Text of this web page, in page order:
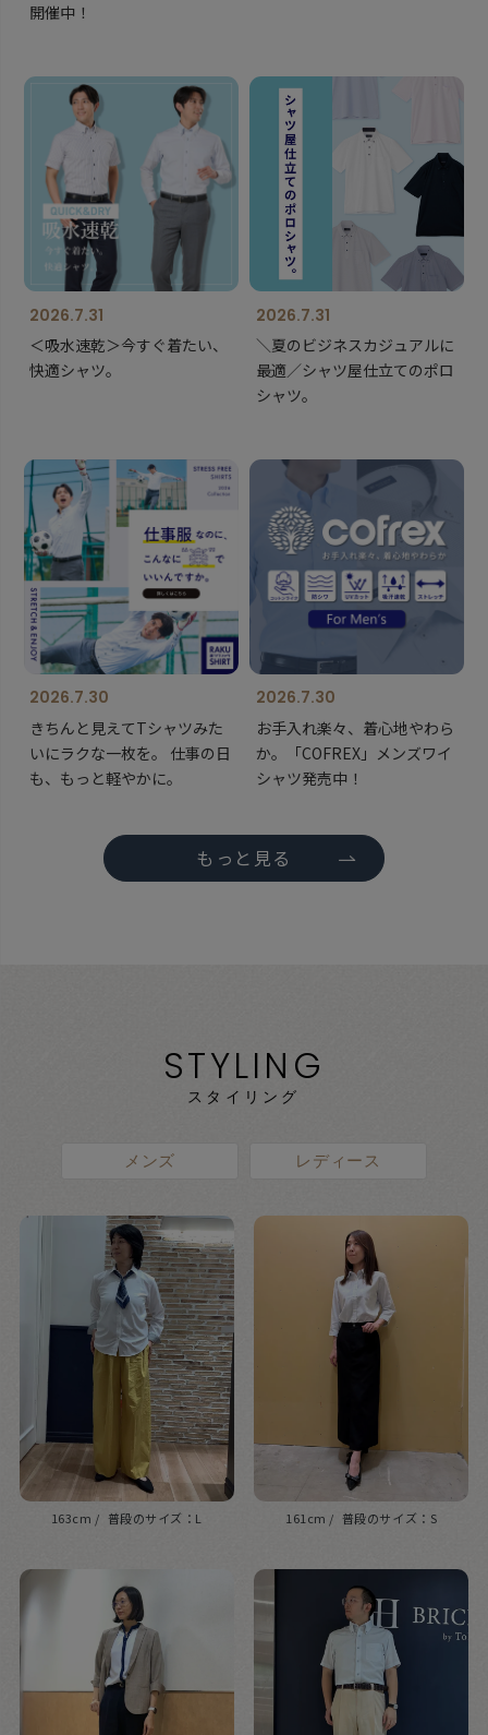
開催中！
2026.7.31
＜吸水速乾＞今すぐ着たい、
快適シャツ。
2026.7.31
＼夏のビジネスカジュアルに
最適／シャツ屋仕立てのポロ
シャツ。
2026.7.30
きちんと見えてTシャツみた
いにラクな一枚を。 仕事の日
も、もっと軽やかに。
2026.7.30
お手入れ楽々、着心地やわら
か。「COFREX」メンズワイ
シャツ発売中！
もっと見る
STYLING
スタイリング
メンズ レディース
L
163cm S
161cm